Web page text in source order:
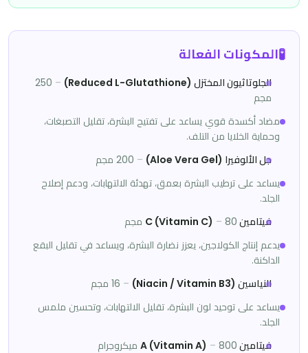
🧪المكونات الفعالة
الجلوتاثيون المختزل (Reduced L-Glutathione) –
250
مجم
مضاد أكسدة قوي يساعد على تفتيح البشرة، تقليل التصبغات،
وحماية الخلايا من التلف.
جل الألوفيرا (Aloe Vera Gel)
– 200 مجم
يساعد على ترطيب البشرة بعمق، تهدئة الالتهابات، ودعم إصلاح
الجلد.
فيتامين C (Vitamin C)
– 80 مجم
يدعم إنتاج الكولاجين، يعزز نضارة البشرة، ويساعد في تقليل البقع
الداكنة.
النياسين (Niacin / Vitamin B3)
– 16 مجم
يساعد على توحيد لون البشرة، تقليل الالتهابات، وتحسين ملمس
الجلد.
فيتامين A (Vitamin A)
– 800 ميكروجرام